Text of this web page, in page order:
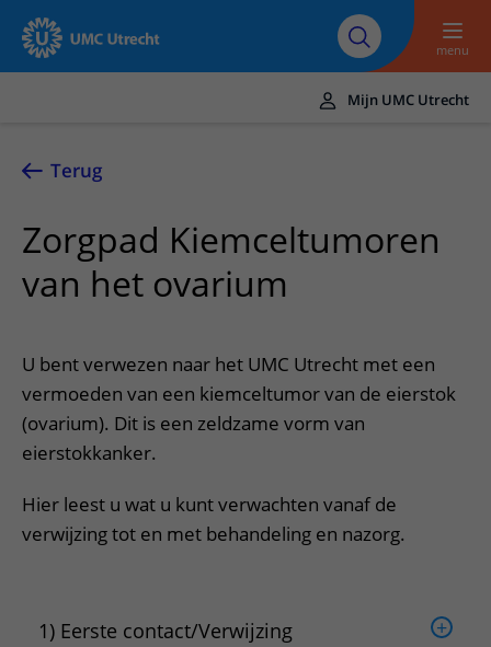
Naar hoofdinhoud
Over UMC
Utrecht
Research
Werken bij het UMC
Utrecht
menu
UMC Utrecht
Zorg en behandeling
Ziekten en aandoeningen
Poliklinieken
Verpleegafdelingen
Onze zorgverleners
Onderzoeken en diagnostiek
Het Wilhelmina Kinderziekenhuis
Afspraak en opname
Bezoek aan de polikliniek
Opname in het ziekenhuis
Voorbereiding op uw afspraak
Bloedprikken
Wachttijden
Wijzigen patiëntgegevens
Op bezoek in het UMC Utrecht
Apotheek
Faciliteiten en voorzieningen
Bezoekregels
Contact en route
Spoed
Route naar het ziekenhuis
Contact met polikliniek
Verwijzers
Teleconsult aanvragen
Meer UMC Utrecht
Over UMC Utrecht
Onderwijs
Mijn UMC Utrecht
Terug
Zorgpad Kiemceltumoren
van het ovarium
U bent verwezen naar het UMC Utrecht met een
vermoeden van een kiemceltumor van de eierstok
(ovarium). Dit is een zeldzame vorm van
eierstokkanker.
Hier leest u wat u kunt verwachten vanaf de
verwijzing tot en met behandeling en nazorg.
1) Eerste contact/Verwijzing